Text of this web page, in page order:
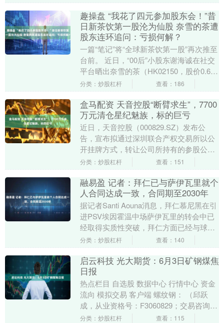
趣操盘 “我花了四元参加股东会！”昔
日新茶饮第一股沦为仙股 奈雪的茶遭
股东连环追问：亏损何解？
一篇“笔记”将“全球新茶饮第一股”再次推至
台前。 近日，“00后”小股东谢海诚在社交
平台晒出奈雪的茶（HK02150，股价0.65
港元，市值11亿港元）股东会....
分类：炒股杠杆 查看：186
盒马配资 天音控股“断臂求生”，7700
万元清仓星纪魅族，标的巨亏
近日，天音控股（000829.SZ）发布公
告，宣布拟通过深圳联合产权交易所以公
开挂牌方式，转让公司所持有的参股公司
武汉星纪魅族科技有限公司（以下简称“星
分类：炒股杠杆 查看：151
融易盈 记者：拜仁已与萨伊瓦里就个
人合同达成一致，合同期至2030年
据记者Santi Aouna消息，拜仁慕尼黑在引
进PSV埃因霍温中场萨伊瓦里的转会中已
经取得实质性突破，拜仁方面已经与球员
就个人合同达成一致，合同期限预计至
分类：炒股杠杆 查看：140
启云科技 光大期货：6月3日矿钢煤焦
日报
热点栏目 自选股 数据中心 行情中心 资金
流向 模拟交易 客户端 螺纹钢： （邱跃
成，从业资格号：F3060829；交易咨询资
格号：Z0016941） 昨日螺纹....
分类：炒股杠杆 查看：115